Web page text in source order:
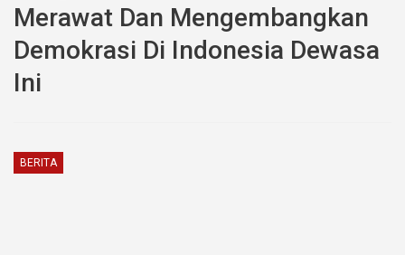
Merawat Dan Mengembangkan
Demokrasi Di Indonesia Dewasa
Ini
BERITA